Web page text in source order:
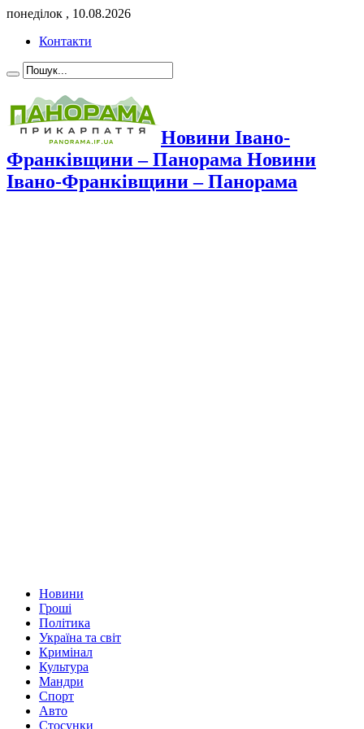
понеділок , 10.08.2026
Контакти
Новини Івано-
Франківщини – Панорама Новини
Івано-Франківщини – Панорама
Новини
Гроші
Політика
Україна та світ
Кримінал
Культура
Мандри
Спорт
Авто
Стосунки